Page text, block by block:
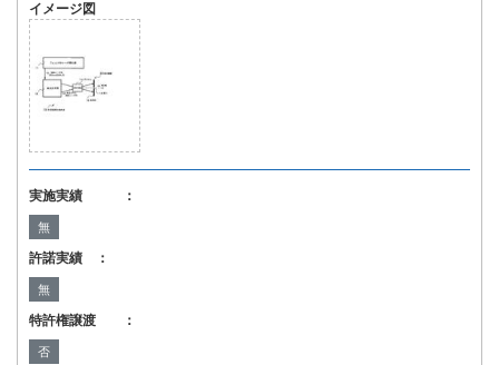
イメージ図
実施実績 ：
無
許諾実績 ：
無
特許権譲渡 ：
否